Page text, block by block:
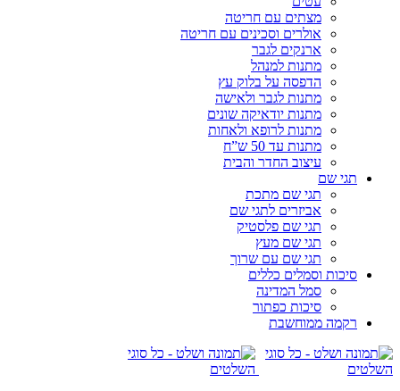
מצתים עם חריטה
אולרים וסכינים עם חריטה
ארנקים לגבר
מתנות למנהל
הדפסה על בלוק עץ
מתנות לגבר ולאישה
מתנות יודאיקה שונים
מתנות לרופא ולאחות
מתנות עד 50 ש”ח
עיצוב החדר והבית
תגי שם
תגי שם מתכת
אביזרים לתגי שם
תגי שם פלסטיק
תגי שם מעץ
תגי שם עם שרוך
סיכות וסמלים כללים
סמל המדינה
סיכות כפתור
רקמה ממוחשבת